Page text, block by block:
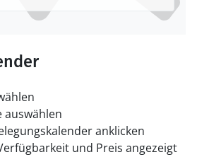
auswählen
anklicken
und Preis angezeigt